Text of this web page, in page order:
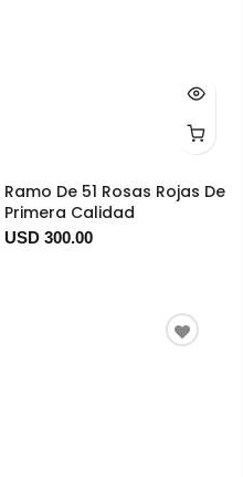
Ramo De 51 Rosas Rojas De
Primera Calidad
USD 300.00